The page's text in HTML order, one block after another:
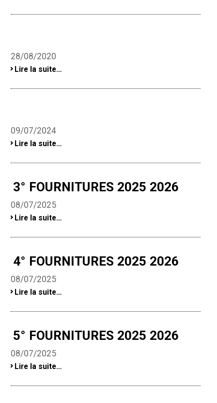
28/08/2020
-Lire la suite…
09/07/2024
-Lire la suite…
3° FOURNITURES 2025 2026
08/07/2025
3°
2025
Lire la suite…
4° FOURNITURES 2025 2026
08/07/2025
4°
2025
Lire la suite…
5° FOURNITURES 2025 2026
08/07/2025
5°
2025
Lire la suite…